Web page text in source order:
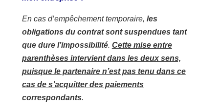
En cas d’empêchement temporaire, les
obligations du contrat sont suspendues tant
que dure l’impossibilité. Cette mise entre
parenthèses intervient dans les deux sens,
puisque le partenaire n’est pas tenu dans ce
cas de s’acquitter des paiements
correspondants.